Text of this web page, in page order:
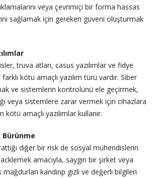
veya çevrimiçi bir forma hassas
sağlamak için gereken güveni oluşturmak
truva atları, casus yazılımlar ve fidye
farklı kötü amaçlı yazılım türü vardır. Siber
ve sistemlerin kontrolünü ele geçirmek,
veya sistemlere zarar vermek için cihazlara
amaçlı yazılımlar kullanır.
Bürünme
diğer bir risk de sosyal mühendislerin
amacıyla, saygın bir şirket veya
kandırıp gizli ve değerli bilgileri